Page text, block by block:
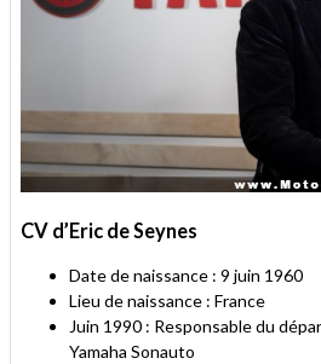
CV d’Eric de Seynes
Date de naissance : 9 juin 1960
Lieu de naissance : France
Juin 1990 : Responsable du
Yamaha Sonauto